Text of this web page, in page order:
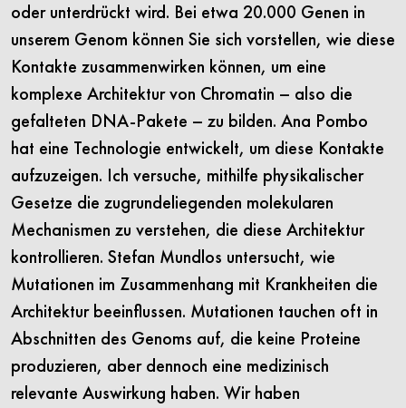
oder unterdrückt wird. Bei etwa 20.000 Genen in
unserem Genom können Sie sich vorstellen, wie diese
Kontakte zusammenwirken können, um eine
komplexe Architektur von Chromatin – also die
gefalteten DNA-Pakete – zu bilden. Ana Pombo
hat eine Technologie entwickelt, um diese Kontakte
aufzuzeigen. Ich versuche, mithilfe physikalischer
Gesetze die zugrundeliegenden molekularen
Mechanismen zu verstehen, die diese Architektur
kontrollieren. Stefan Mundlos untersucht, wie
Mutationen im Zusammenhang mit Krankheiten die
Architektur beeinflussen. Mutationen tauchen oft in
Abschnitten des Genoms auf, die keine Proteine
produzieren, aber dennoch eine medizinisch
relevante Auswirkung haben. Wir haben